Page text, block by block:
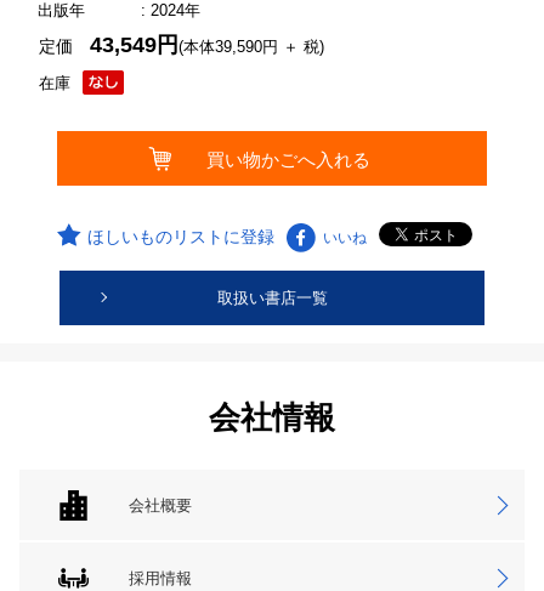
出版年
: 2024年
在庫
定価43,549円(本体39,590円 ＋ 税)
ほしいものリストに登録 いいね
取扱い書店一覧
会社情報
会社概要
採用情報